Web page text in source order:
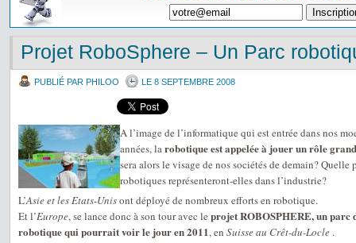
Projet RoboSphere – Un Parc
PUBLIÉ PAR PHILOO LE 8 SEPTEMBRE 2008
A l’image de l’informatique qui est entrée dans nos
années, larobotique est appelée à jouer un rôle
sera alors le visage de nos sociétés de demain?
robotiques représenteront-elles dans l’industrie?
L’Asie et les Etats-Unisont déployé de nombreux efforts en robotique.
Et l’Europe, se lance donc à son tour avec le projet ROBOSPHERE, un parc
robotique qui pourrait voir le jour en 2011, en Suisse au Crêt-du-Locle .